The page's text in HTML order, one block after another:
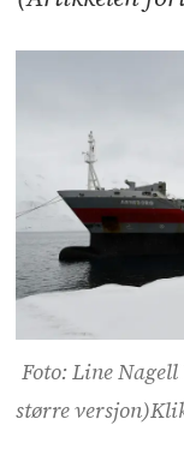
- Dette
mer
Denne
Det er to
Foto: Line
større